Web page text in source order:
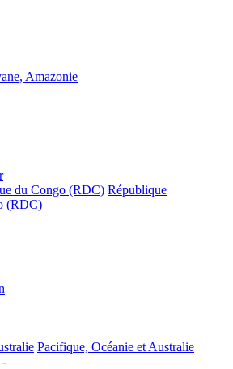
Amazonie
du Congo (RDC) République
(RDC)
Pacifique, Océanie et Australie